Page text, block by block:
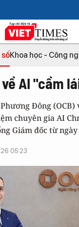
sốKhoa học - Công
AI "cầm
Đông (OCB)
chuyên gia AI
Giám đốc từ ngày
05:23